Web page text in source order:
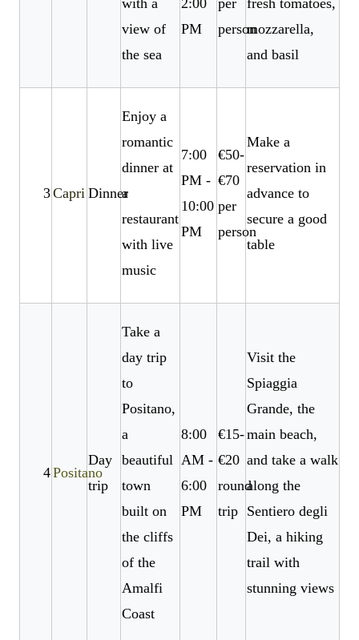
with a
view of
the sea
2:00
PM
per
person
fresh tomatoes,
mozzarella,
and basil
3Capri Dinner
Enjoy a
romantic
dinner at
a
restaurant
with live
music
7:00
PM -
10:00
PM
€50-
€70
per
person
Make a
reservation in
advance to
secure a good
table
4Positano
Day
trip
Take a
day trip
to
Positano,
a
beautiful
town
built on
the cliffs
of the
Amalfi
Coast
8:00
AM -
6:00
PM
€15-
€20
round
trip
Visit the
Spiaggia
Grande, the
main beach,
and take a walk
along the
Sentiero degli
Dei, a hiking
trail with
stunning views